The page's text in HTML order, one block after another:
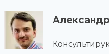
Александр